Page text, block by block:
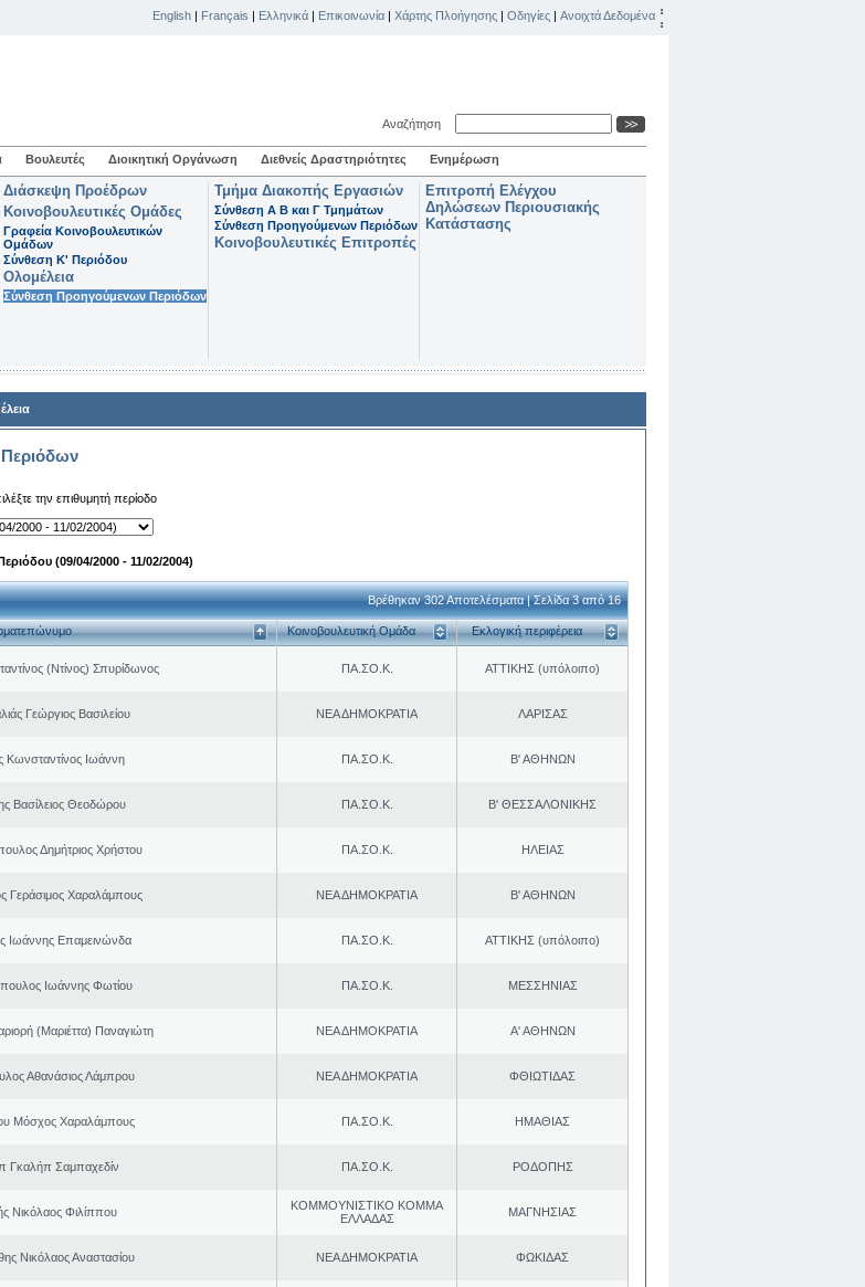
English | Français | Ελληνικά | Επικοινωνία | Χάρτης Πλοήγησης | Οδηγίες | Ανοιχτά Δεδομένα
Αναζήτηση
Βουλευτές Διοικητική Οργάνωση Διεθνείς Δραστηριότητες Ενημέρωση
Διάσκεψη Προέδρων
Κοινοβουλευτικές Ομάδες
Γραφεία Κοινοβουλευτικών
Ομάδων
Σύνθεση K' Περιόδου
Ολομέλεια
Σύνθεση Προηγούμενων Περιόδων
Τμήμα Διακοπής Εργασιών
Σύνθεση Α Β και Γ Τμημάτων
Σύνθεση Προηγούμενων Περιόδων
Κοινοβουλευτικές Επιτροπές
Επιτροπή Ελέγχου
Δηλώσεων Περιουσιακής
Κατάστασης
την επιθυμητή περίοδο
(09/04/2000 - 11/02/2004)
Βρέθηκαν 302 Αποτελέσματα | Σελίδα 3 από 16
Κοινοβουλευτική Ομάδα Εκλογική περιφέρεια
(Ντίνος) Σπυρίδωνος ΠΑ.ΣΟ.Κ. ΑΤΤΙΚΗΣ (υπόλοιπο)
Γεώργιος Βασιλείου ΝΕΑ ΔΗΜΟΚΡΑΤΙΑ ΛΑΡΙΣΑΣ
Κωνσταντίνος Ιωάννη ΠΑ.ΣΟ.Κ. Β' ΑΘΗΝΩΝ
Βασίλειος Θεοδώρου ΠΑ.ΣΟ.Κ. Β' ΘΕΣΣΑΛΟΝΙΚΗΣ
Δημήτριος Χρήστου ΠΑ.ΣΟ.Κ. ΗΛΕΙΑΣ
Γεράσιμος Χαραλάμπους ΝΕΑ ΔΗΜΟΚΡΑΤΙΑ Β' ΑΘΗΝΩΝ
Ιωάννης Επαμεινώνδα ΠΑ.ΣΟ.Κ. ΑΤΤΙΚΗΣ (υπόλοιπο)
Ιωάννης Φωτίου ΠΑ.ΣΟ.Κ. ΜΕΣΣΗΝΙΑΣ
(Μαριέττα) Παναγιώτη ΝΕΑ ΔΗΜΟΚΡΑΤΙΑ Α' ΑΘΗΝΩΝ
Αθανάσιος Λάμπρου ΝΕΑ ΔΗΜΟΚΡΑΤΙΑ ΦΘΙΩΤΙΔΑΣ
Μόσχος Χαραλάμπους ΠΑ.ΣΟ.Κ. ΗΜΑΘΙΑΣ
Γκαλήπ Σαμπαχεδίν ΠΑ.ΣΟ.Κ. ΡΟΔΟΠΗΣ
Νικόλαος Φιλίππου
ΚΟΜΜΟΥΝΙΣΤΙΚΟ ΚΟΜΜΑ
ΕΛΛΑΔΑΣ
ΜΑΓΝΗΣΙΑΣ
Νικόλαος Αναστασίου ΝΕΑ ΔΗΜΟΚΡΑΤΙΑ ΦΩΚΙΔΑΣ